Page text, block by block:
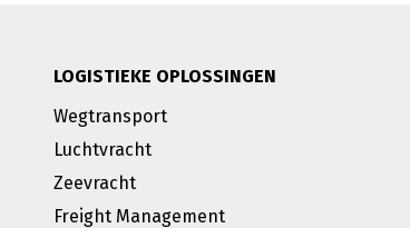
LOGISTIEKE OPLOSSINGEN
Wegtransport
Luchtvracht
Zeevracht
Freight Management